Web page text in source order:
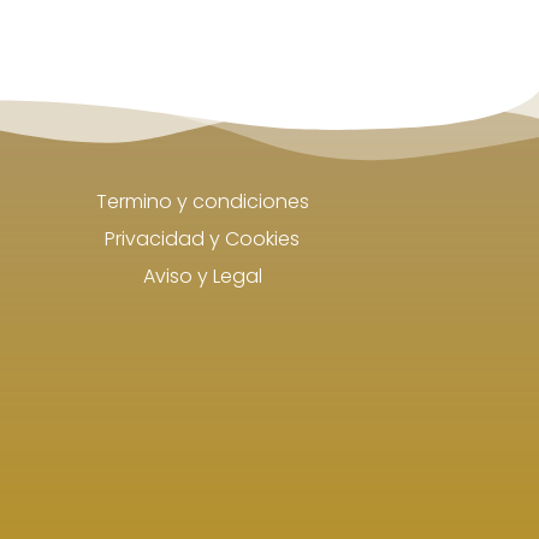
Termino y condiciones
Privacidad y Cookies
Aviso y Legal